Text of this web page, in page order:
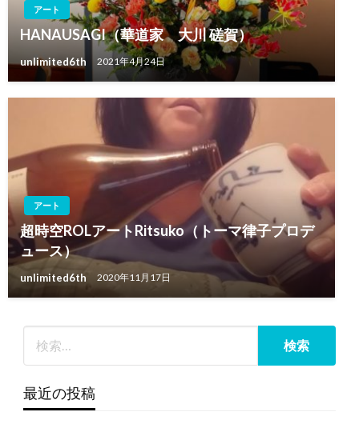
アート
HANAUSAGI（華道家 大川 磋賀）
unlimited6th 2021年4月24日
アート
超時空ROLアートRitsuko（トーマ律子プロデ
ュース）
unlimited6th 2020年11月17日
最近の投稿